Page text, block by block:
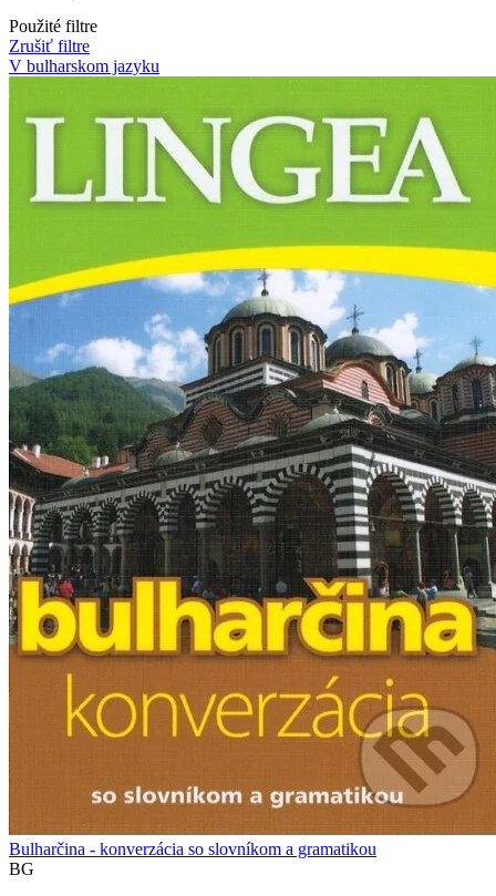
Použité filtre
Zrušiť filtre
V bulharskom jazyku
Bulharčina - konverzácia so slovníkom a gramatikou
BG